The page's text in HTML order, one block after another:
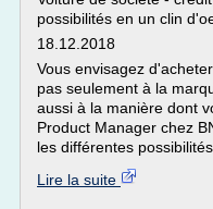
possibilités en un clin
18.12.2018
Vous envisagez
pas seulement à la
aussi à la manière dont
Product Manager chez
les différentes
Lire la suite